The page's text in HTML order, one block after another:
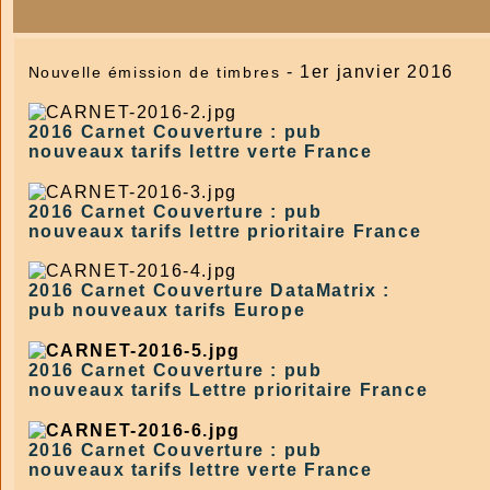
Nouvelle émission de timbres - 1er janvier 2016
2016 Carnet Couverture : pub
nouveaux tarifs lettre verte France
2016 Carnet Couverture : pub
nouveaux tarifs
lettre prioritaire France
2016 Carnet Couverture DataMatrix :
pub nouveaux tarifs Europe
2016 Carnet Couverture : pub
nouveaux tarifs Lettre prioritaire France
2016 Carnet Couverture : pub
nouveaux tarifs lettre verte France